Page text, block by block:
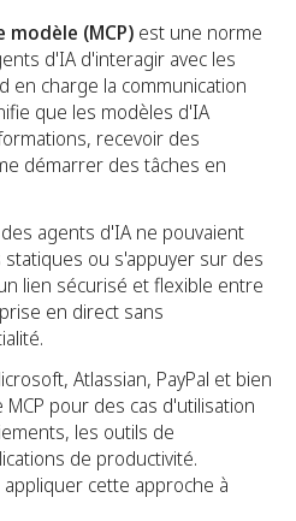
(MCP) est une norme
d'IA d'interagir avec les
en charge la communication
que les modèles d'IA
recevoir des
démarrer des tâches en
agents d'IA ne pouvaient
ou s'appuyer sur des
lien sécurisé et flexible entre
en direct sans
Atlassian, PayPal et bien
pour des cas d'utilisation
les outils de
de productivité.
cette approche à